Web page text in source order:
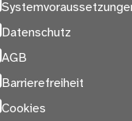
Datenschutz
AGB
Barrierefreiheit
Cookies